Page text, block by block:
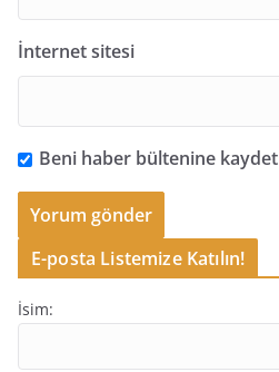
İnternet sitesi
Beni haber bültenine kaydet
E-posta Listemize Katılın!
İsim: